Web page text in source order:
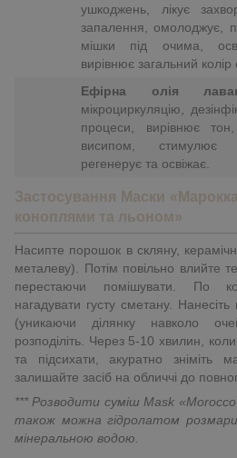
ушкоджень, лікує
запалення, омолоджує,
мішки під очима,
вирівнює загальний колір
Ефірна олія
мікроциркуляцію,
процеси, вирівнює
висипом, стимулює
регенерує та освіжає.
Застосування Маски
коноплями та льоном»
Насипте порошок в скляну,
металеву). Потім повільно влийте
перестаючи помішувати. По
нагадувати густу сметану.
(уникаючи ділянку навколо
розподіліть. Через 5-10 хвилин,
та підсихати, акуратно
залишайте засіб на обличчі до
*** Розводити суміш Mask
також можна гідролатом
мінеральною водою.